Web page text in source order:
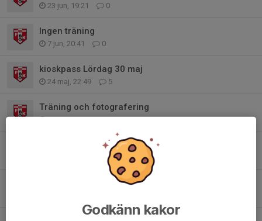
23 jun, 19:21 0
Ingen träning
7 jun, 20:41 0
kioskpass Lördag 30 maj
24 maj, 22:49 5
Träning och fotografering
5 maj, 20:19 0
Föräldramöte sammanfattning
Godkänn kakor